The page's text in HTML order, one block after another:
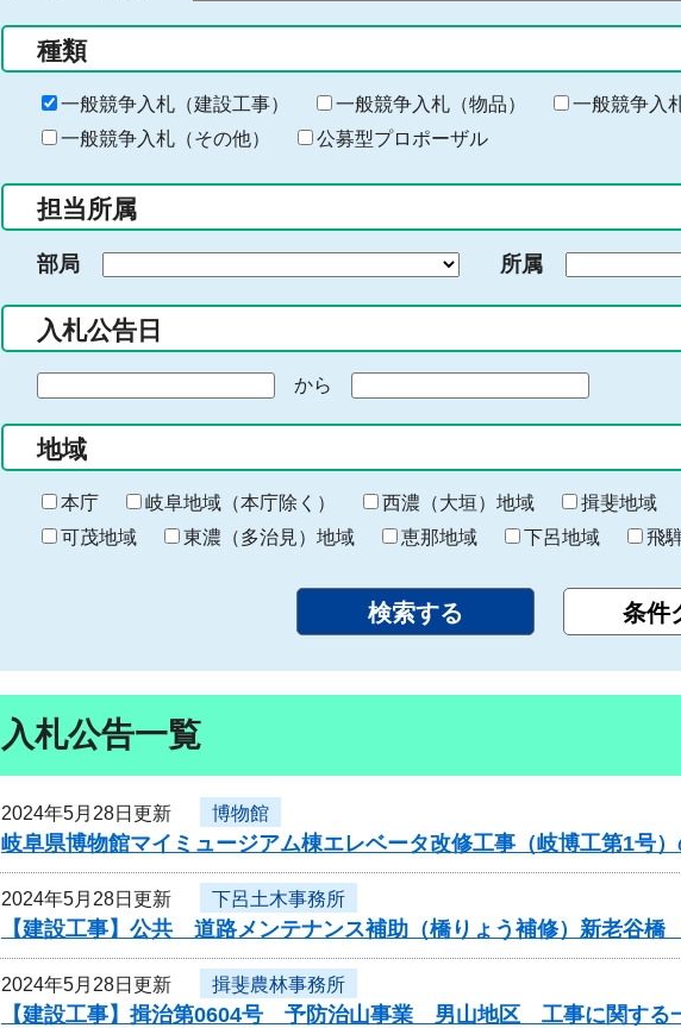
る
キ
ー
ー
入
力
種類
一般競争入札（建設工事） 一般競争入札（物品）
一般競争入
一般競争入札（その他）
公募型プロポーザル
担当所属
部局 所属
入札公告日
の
始
ま
り
から
終
わ
り
地域
本庁 岐阜地域（本庁除く） 西濃（大垣）地域 揖斐地域
可茂地域
東濃（多治見）地域 恵那地域 下呂地域 飛
入札公告一覧
2024年5月28日更新 博物館
岐阜県博物館マイミュージアム棟エレベータ改修工事（岐博工第1号
2024年5月28日更新 下呂土木事務所
【建設工事】公共 道路メンテナンス補助（橋りょう補修）新老谷
2024年5月28日更新 揖斐農林事務所
【建設工事】揖治第0604号 予防治山事業 男山地区 工事に関する